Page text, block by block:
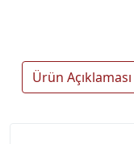
Ürün Açıklaması